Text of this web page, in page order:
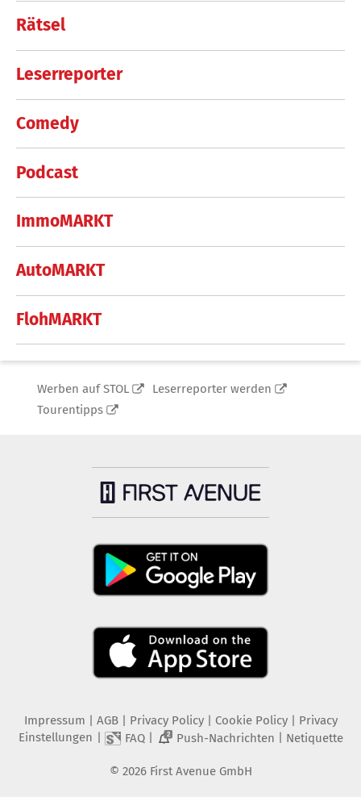
Rätsel
Leserreporter
Comedy
Podcast
ImmoMARKT
AutoMARKT
FlohMARKT
Werben auf STOL
Leserreporter werden
Tourentipps
Impressum AGB Privacy Policy| Cookie Policy| Privacy
Einstellungen
FAQ| 2 Push-Nachrichten Netiquette
© 2026 First Avenue GmbH